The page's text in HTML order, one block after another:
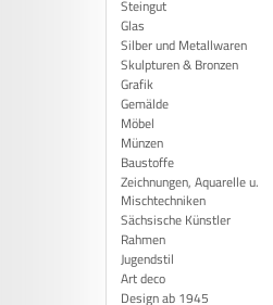
Steingut
Glas
Silber und Metallwaren
Skulpturen & Bronzen
Grafik
Gemälde
Möbel
Münzen
Baustoffe
Zeichnungen, Aquarelle u.
Mischtechniken
Sächsische Künstler
Rahmen
Jugendstil
Art deco
Design ab 1945